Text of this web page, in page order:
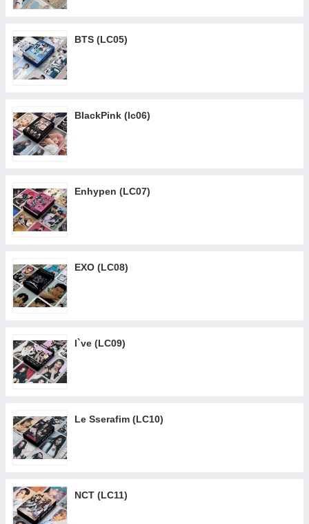
BTS (LC05)
BlackPink (lc06)
Enhypen (LC07)
EXO (LC08)
I`ve (LC09)
Le Sserafim (LC10)
NCT (LC11)